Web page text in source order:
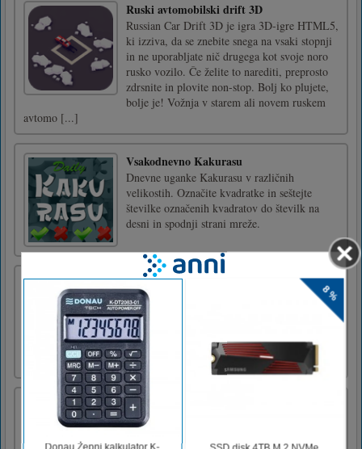
Ruski avtomobilski drift 3D
Russian Car Drift 3D je igra 3D-igre HTML5,
ki izziva, da se znebite snega na vsaki stopnji
in ne uporabljate nič drugega kot svoje noro
rusko vozilo. Če želite to narediti, preprosto
zdrsnite in plovite non-stop. Bolj ko plujete,
bolje je! Vožnja v starem ali novem ruskem
avtomo [...]
Vsakodnevno Kakurasu
Dnevne uganke Kakurasu v različnih
velikostih. Označite kvadratke in seštejte
številke označenih kvadratov do številk na
desni in spodnji strani mreže.
Znane slike 2
Kliknite / tapnite na vse razlike v Famous
Paintings 2.
Minecraft Lay Egg
Minecraft Lay Egg je zabavna spletna igra,